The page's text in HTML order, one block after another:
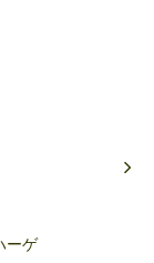
ーゲ